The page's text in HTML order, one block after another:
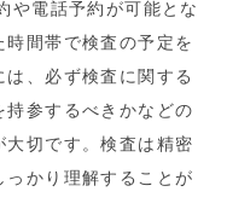
や電話予約が可能とな
間帯で検査の予定を
、必ず検査に関する
参するべきかなどの
切です。検査は精密
かり理解することが